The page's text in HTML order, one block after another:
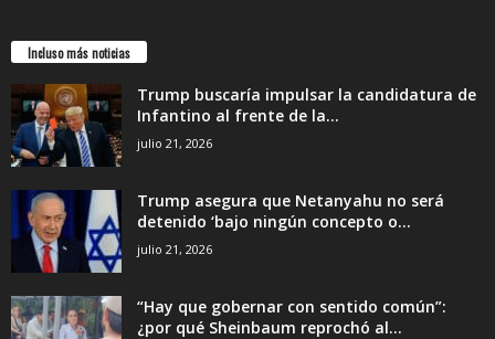
Incluso más noticias
Trump buscaría impulsar la candidatura de
Infantino al frente de la...
julio 21, 2026
Trump asegura que Netanyahu no será
detenido ‘bajo ningún concepto o...
julio 21, 2026
“Hay que gobernar con sentido común”:
¿por qué Sheinbaum reprochó al...